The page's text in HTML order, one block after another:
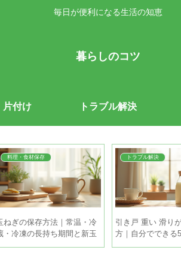
毎日が便利になる生活の知恵
暮らしのコツ
片付け トラブル解決
料理・食材保存
ねぎの保存方法｜常温・冷
・冷凍の長持ち期間と新玉
ぎの違い
トラブル解決
引き戸 重い 滑り
方｜自分でできる
策